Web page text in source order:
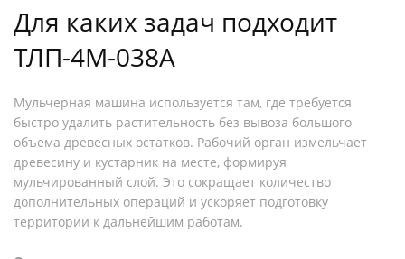
Для каких задач подходит
ТЛП-4М-038А
Мульчерная машина используется там, где требуется
быстро удалить растительность без вывоза большого
объема древесных остатков. Рабочий орган измельчает
древесину и кустарник на месте, формируя
мульчированный слой. Это сокращает количество
дополнительных операций и ускоряет подготовку
территории к дальнейшим работам.